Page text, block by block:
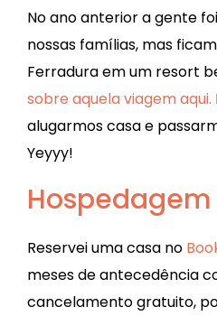
No ano anterior a gente
nossas famílias, mas
Ferradura em um resort
sobre aquela viagem aqui.
alugarmos casa e
Yeyyy!
Hospedagem
Reservei uma casa no
meses de antecedência
cancelamento gratuito,